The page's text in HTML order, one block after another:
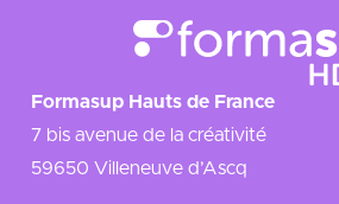
Formasup Hauts de France
7 bis avenue de la créativité
59650 Villeneuve d’Ascq